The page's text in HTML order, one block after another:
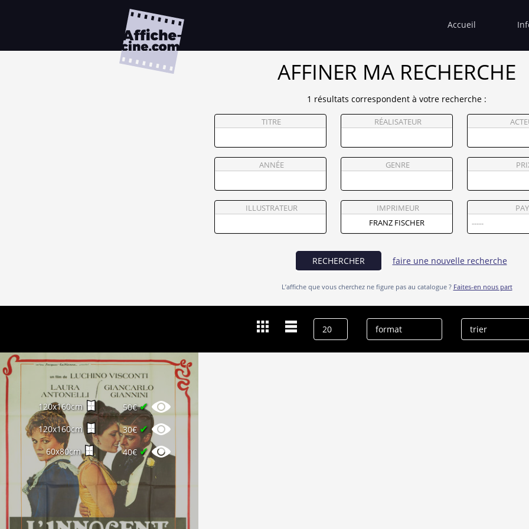
Accueil
AFFINER MA RECHERCHE
1 résultats correspondent à votre recherche :
TITRE RÉALISATEUR
ANNÉE GENRE
ILLUSTRATEUR IMPRIMEUR
RECHERCHER faire une nouvelle recherche
L’affiche que vous cherchez ne figure pas au catalogue ? Faites-en nous part
Franz Fischer
effacer l’historique
120x160cm 50€✔
120x160cm 30€✔
60x80cm 40€✔